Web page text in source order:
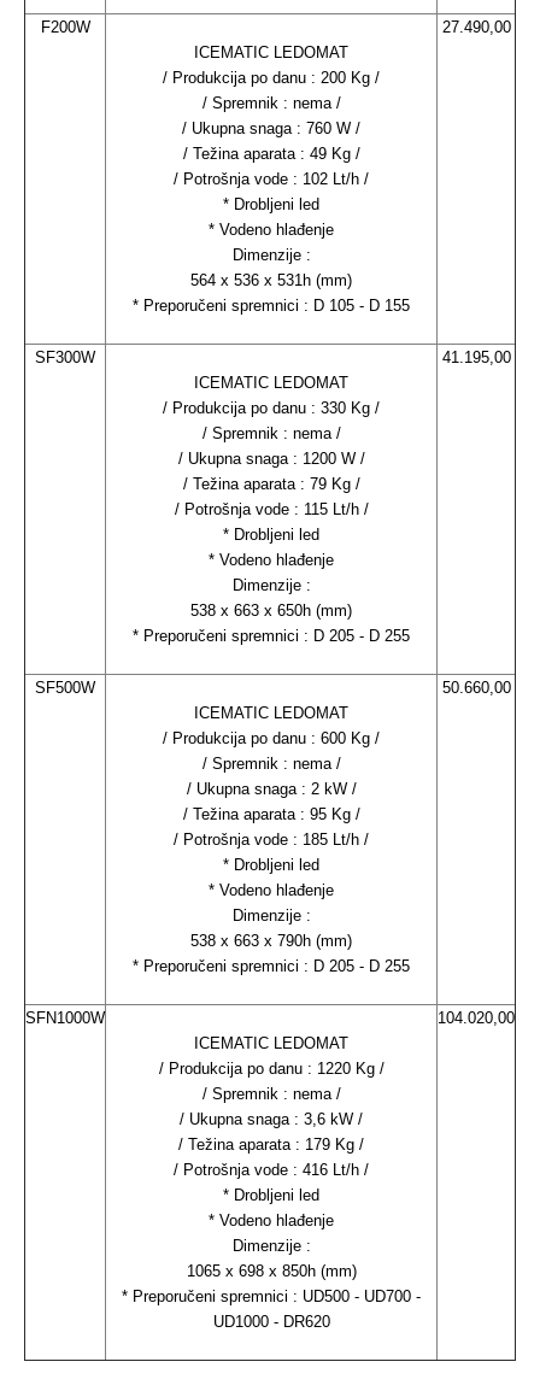
F200W
ICEMATIC LEDOMAT
/ Produkcija po danu : 200 Kg /
/ Spremnik : nema /
/ Ukupna snaga : 760 W /
/ Težina aparata : 49 Kg /
/ Potrošnja vode : 102 Lt/h /
* Drobljeni led
* Vodeno hlađenje
Dimenzije :
564 x 536 x 531h (mm)
* Preporučeni spremnici : D 105 - D 155
27.490,00
SF300W
ICEMATIC LEDOMAT
/ Produkcija po danu : 330 Kg /
/ Spremnik : nema /
/ Ukupna snaga : 1200 W /
/ Težina aparata : 79 Kg /
/ Potrošnja vode : 115 Lt/h /
* Drobljeni led
* Vodeno hlađenje
Dimenzije :
538 x 663 x 650h (mm)
* Preporučeni spremnici : D 205 - D 255
41.195,00
SF500W
ICEMATIC LEDOMAT
/ Produkcija po danu : 600 Kg /
/ Spremnik : nema /
/ Ukupna snaga : 2 kW /
/ Težina aparata : 95 Kg /
/ Potrošnja vode : 185 Lt/h /
* Drobljeni led
* Vodeno hlađenje
Dimenzije :
538 x 663 x 790h (mm)
* Preporučeni spremnici : D 205 - D 255
50.660,00
SFN1000W
ICEMATIC LEDOMAT
/ Produkcija po danu : 1220 Kg /
/ Spremnik : nema /
/ Ukupna snaga : 3,6 kW /
/ Težina aparata : 179 Kg /
/ Potrošnja vode : 416 Lt/h /
* Drobljeni led
* Vodeno hlađenje
Dimenzije :
1065 x 698 x 850h (mm)
* Preporučeni spremnici : UD500 - UD700 -
UD1000 - DR620
104.020,00